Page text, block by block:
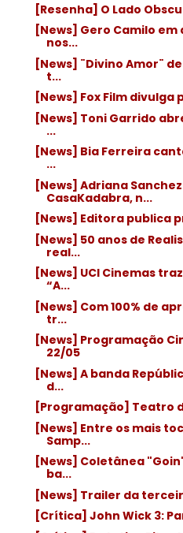
[Resenha] O Lado
[News] Gero Camilo em
nos...
[News] ¨Divino Amor¨
t...
[News] Fox Film
[News] Toni Garrido
...
[News] Bia Ferreira
...
[News] Adriana
CasaKadabra, n...
[News] Editora publica
[News] 50 anos de
real...
[News] UCI Cinemas
“A...
[News] Com 100% de
tr...
[News] Programação
22/05
[News] A banda
d...
[Programação] Teatro
[News] Entre os mais
Samp...
[News] Coletânea
ba...
[News] Trailer da
[Crítica] John Wick 3: